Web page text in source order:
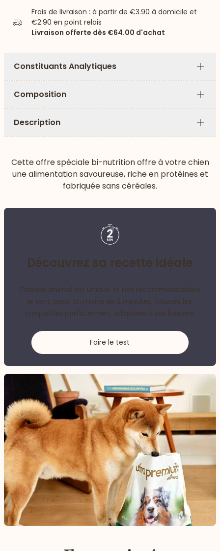
Frais de livraison : à partir de €3.90 à domicile et
€2.90 en point relais
Livraison offerte dès €64.00 d'achat
Constituants Analytiques
Plus
Composition
Plus
Description
Plus
Cette offre spéciale bi-nutrition offre à votre chien
une alimentation savoureuse, riche en protéines et
fabriquée sans céréales.
Découvrez sa recette idéale
Chaque animal est unique et nos recommandations
le sont aussi. En moins de 2 minutes, trouvez les
croquettes parfaitement adaptées à ses besoins.
Faire le test